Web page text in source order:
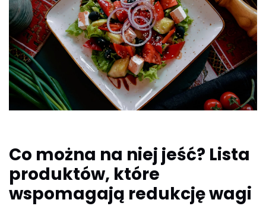
Co można na niej jeść? Lista
produktów, które
wspomagają redukcję wagi